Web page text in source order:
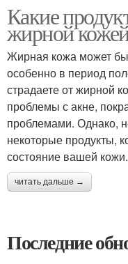
Какие
жирной
Жирная кожа может
особенно в период
страдаете от жирной
проблемы с акне,
проблемами. Однако,
некоторые продукты,
состояние вашей кожи.
читать дальше →
Последние